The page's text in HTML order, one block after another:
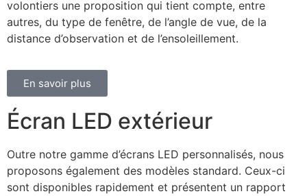
volontiers une proposition qui tient compte, entre
autres, du type de fenêtre, de l’angle de vue, de la
distance d’observation et de l’ensoleillement.
En savoir plus
Écran LED extérieur
Outre notre gamme d’écrans LED personnalisés, nous
proposons également des modèles standard. Ceux-ci
sont disponibles rapidement et présentent un rapport